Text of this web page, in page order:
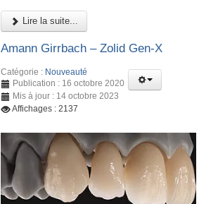
Lire la suite...
Amann Girrbach – Zolid Gen-X
Catégorie : Nouveauté
Publication : 16 octobre 2020
Mis à jour : 14 octobre 2023
Affichages : 2137